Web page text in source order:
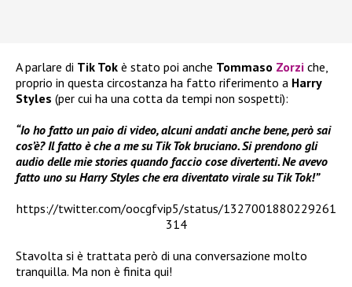
A parlare di Tik Tok è stato poi anche Tommaso Zorzi che,
proprio in questa circostanza ha fatto riferimento a Harry
Styles (per cui ha una cotta da tempi non sospetti):
“Io ho fatto un paio di video, alcuni andati anche bene, però sai
cos’è? Il fatto è che a me su Tik Tok bruciano. Si prendono gli
audio delle mie stories quando faccio cose divertenti. Ne avevo
fatto uno su Harry Styles che era diventato virale su Tik Tok!”
https://twitter.com/oocgfvip5/status/1327001880229261
314
Stavolta si è trattata però di una conversazione molto
tranquilla. Ma non è finita qui!